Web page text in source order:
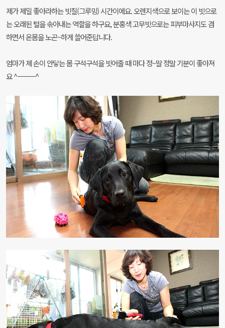
제가 제일 좋아라하는 빗질(그루밍) 시간이에요. 오렌지색으로 보이는 이 빗으로
는 오래된 털을솎아내는 역할을 하구요, 분홍색 고무빗으로는 피부마사지도 겸
하면서 온몸을 노곤~하게 쓸어준답니다.
엄마가 제 손이 안닿는 몸 구석구석을 빗어줄 때 마다 정~말 정말 기분이 좋아져
요 ^ㅡㅡㅡ^